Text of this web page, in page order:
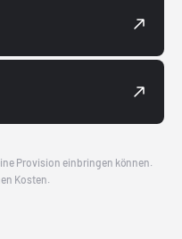
Provision einbringen können.
Kosten.